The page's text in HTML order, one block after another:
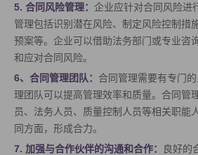
5. 合同风险管理： 企业应针对合同风险进
管理包括识别潜在风险、制定风险控制措
预案等。企业可以借助法务部门或专业咨
和应对合同风险。
6、合同管理团队： 合同管理需要有专门
理团队可以提高管理效率和质量。合同管
员、法务人员、质量控制人员等相关职能
同方面，形成合力。
7. 加强与合作伙伴的沟通和合作：
良好的